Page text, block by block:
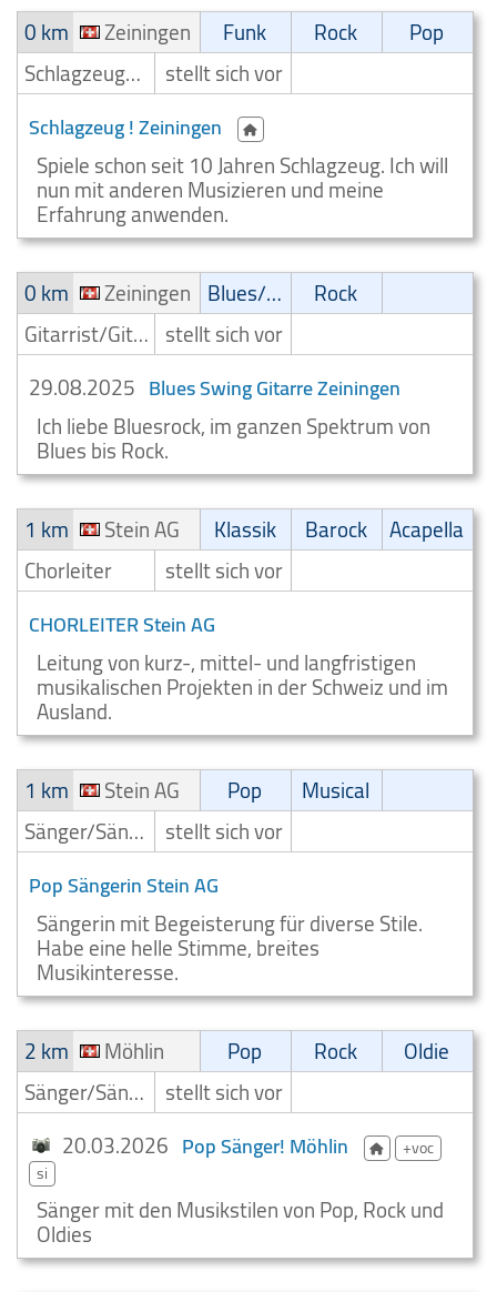
0 km Zeiningen Funk Rock
Pop
Schlagzeuger/Drummer
stellt sich vor
Schlagzeug ! Zeiningen
Spiele schon seit 10 Jahren Schlagzeug. Ich will
nun mit anderen Musizieren und meine
Erfahrung anwenden.
0 km
Zeiningen Blues/Swing
Rock
Gitarrist/Gitarrenspieler stellt sich vor
29.08.2025 Blues Swing Gitarre Zeiningen
Ich liebe Bluesrock, im ganzen Spektrum von
Blues bis Rock.
1 km
Stein AG Klassik Barock Acapella
Chorleiter
stellt sich vor
CHORLEITER Stein AG
Leitung von kurz-, mittel- und langfristigen
musikalischen Projekten in der Schweiz und im
Ausland.
1 km
Stein AG Pop
Musical
Sänger/Sängerin stellt sich vor
Pop Sängerin Stein AG
Sängerin mit Begeisterung für diverse Stile.
Habe eine helle Stimme, breites
Musikinteresse.
2 km
Möhlin Pop Rock
Oldie
Sänger/Sängerin stellt sich vor
20.03.2026 Pop Sänger! Möhlin
+voc
si
Sänger mit den Musikstilen von Pop, Rock und
Oldies